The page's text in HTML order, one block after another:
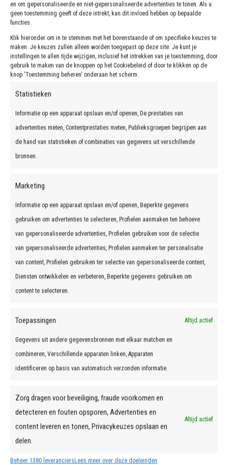
en om gepersonaliseerde en niet-gepersonaliseerde advertenties te tonen. Als u
geen toestemming geeft of deze intrekt, kan dit invloed hebben op bepaalde
functies.
Klik hieronder om in te stemmen met het bovenstaande of om specifieke keuzes te
maken. Je keuzes zullen alleen worden toegepast op deze site. Je kunt je
instellingen te allen tijde wijzigen, inclusief het intrekken van je toestemming, door
gebruik te maken van de knoppen op het Cookiebeleid of door te klikken op de
knop 'Toestemming beheren' onderaan het scherm.
Statistieken
Informatie op een apparaat opslaan en/of openen, De prestaties van
advertenties meten, Contentprestaties meten, Publieksgroepen begrijpen aan
de hand van statistieken of combinaties van gegevens uit verschillende
bronnen.
Marketing
Informatie op een apparaat opslaan en/of openen, Beperkte gegevens
gebruiken om advertenties te selecteren, Profielen aanmaken ten behoeve
van gepersonaliseerde advertenties, Profielen gebruiken voor de selectie
van gepersonaliseerde advertenties, Profielen aanmaken ter personalisatie
van content, Profielen gebruiken ter selectie van gepersonaliseerde content,
Diensten ontwikkelen en verbeteren, Beperkte gegevens gebruiken om
content te selecteren.
Toepassingen Altijd actief
Gegevens uit andere gegevensbronnen met elkaar matchen en
combineren, Verschillende apparaten linken, Apparaten
identificeren op basis van automatisch verzonden informatie.
Zorg dragen voor beveiliging, fraude voorkomen en
detecteren en fouten opsporen, Advertenties en
content leveren en tonen, Privacykeuzes opslaan en
delen.
Altijd actief
Beheer 1380 leveranciersLees meer over deze doeleinden
AUTO IMPORTEREN
Recentelijk
geïmporteerde